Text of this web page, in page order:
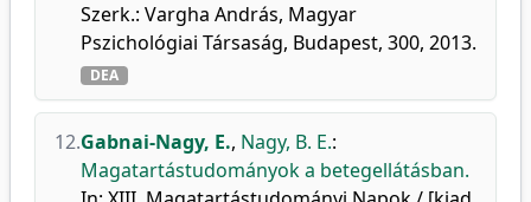
Szerk.: Vargha András, Magyar
Pszichológiai Társaság, Budapest, 300, 2013.
DEA
12.Gabnai-Nagy, E., Nagy, B. E.:
Magatartástudományok a betegellátásban.